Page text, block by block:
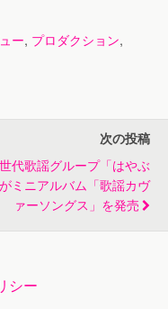
ー, プロダクション,
次の投稿
代歌謡グループ「はやぶ
ミニアルバム「歌謡カヴ
ァーソングス」を発売
シー